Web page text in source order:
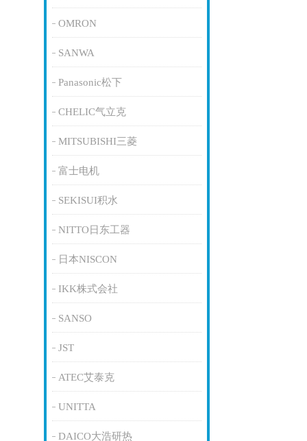
OMRON
SANWA
Panasonic松下
CHELIC气立克
MITSUBISHI三菱
富士电机
SEKISUI积水
NITTO日东工器
日本NISCON
IKK株式会社
SANSO
JST
ATEC艾泰克
UNITTA
DAICO大浩研热